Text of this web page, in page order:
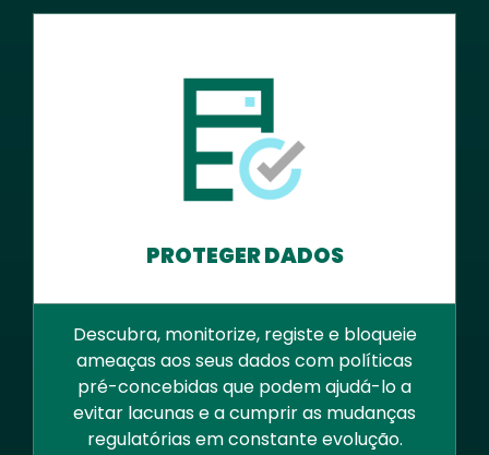
PROTEGER DADOS
Descubra, monitorize, registe e bloqueie
ameaças aos seus dados com políticas
pré-concebidas que podem ajudá-lo a
evitar lacunas e a cumprir as mudanças
regulatórias em constante evolução.